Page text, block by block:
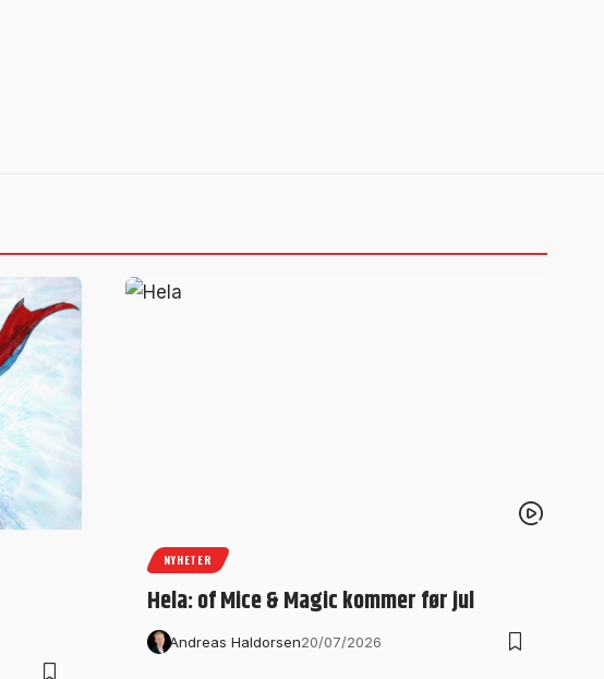
NYHETER
Hela: of Mice & Magic kommer før jul
Andreas Haldorsen20/07/2026